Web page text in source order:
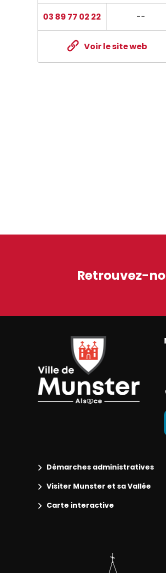
03 89 77 02 22 --
Voir le site web
Retrouvez-
Ville de Munster (Alsace) Située au
Démarches administratives
Visiter Munster et sa Vallée
Carte interactive